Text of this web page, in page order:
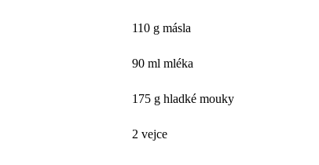
110 g másla
90 ml mléka
175 g hladké mouky
2 vejce